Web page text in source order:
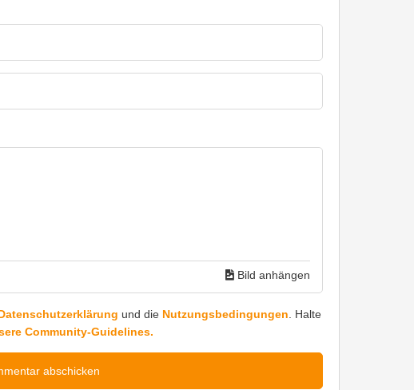
Bild anhängen
und die Nutzungsbedingungen . Halte
Community-Guidelines.